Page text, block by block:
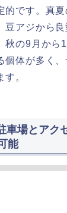
的です。真
豆アジから
秋の9月から
個体が多く
。
車場とアク
能